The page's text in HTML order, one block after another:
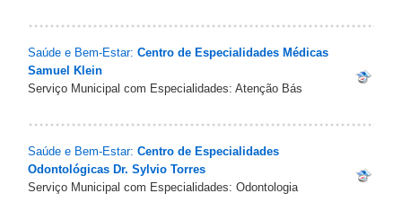
Saúde e Bem-Estar: Centro de Especialidades Médicas
Samuel Klein
Serviço Municipal com Especialidades: Atenção Bás
Saúde e Bem-Estar: Centro de Especialidades
Odontológicas Dr. Sylvio Torres
Serviço Municipal com Especialidades: Odontologia